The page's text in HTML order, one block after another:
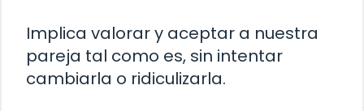
Implica valorar y aceptar a nuestra
pareja tal como es, sin intentar
cambiarla o ridiculizarla.